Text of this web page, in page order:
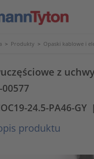
> Produkty > Opaski kablowe i
z
24.5-PA46-GY |
produktu